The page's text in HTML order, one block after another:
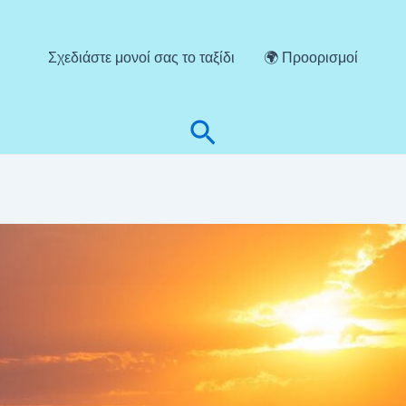
Σχεδιάστε μονοί σας το ταξίδι 🌍 Προορισμοί
Αναζήτηση